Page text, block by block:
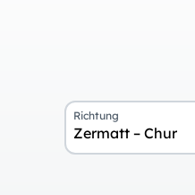
Richtung
Zermatt – Chur